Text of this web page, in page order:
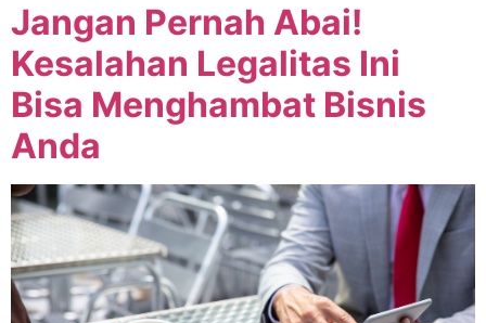
Jangan Pernah Abai!
Kesalahan Legalitas Ini
Bisa Menghambat Bisnis
Anda